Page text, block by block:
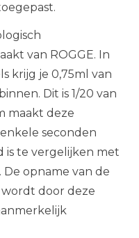
van ROGGE. In
krijg je 0,75ml van
Dit is 1/20 van
maakt deze
seconden
is te vergelijken met
opname van de
door deze